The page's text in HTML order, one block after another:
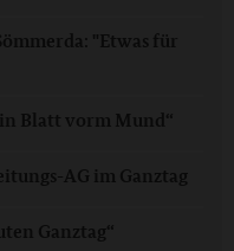
"Etwas für
Blatt vorm Mund“
AG im Ganztag
Ganztag“